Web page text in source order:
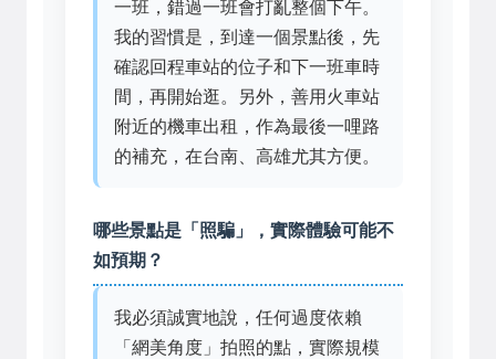
一班，錯過一班會打亂整個下午。
我的習慣是，到達一個景點後，先
確認回程車站的位子和下一班車時
間，再開始逛。另外，善用火車站
附近的機車出租，作為最後一哩路
的補充，在台南、高雄尤其方便。
哪些景點是「照騙」，實際體驗可能不
如預期？
我必須誠實地說，任何過度依賴
「網美角度」拍照的點，實際規模